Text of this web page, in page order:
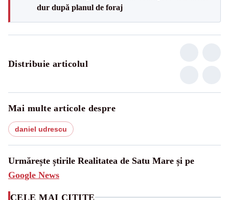
dur după planul de foraj
Distribuie articolul
Mai multe articole despre
daniel udrescu
Urmărește știrile Realitatea de Satu Mare și pe
Google News
CELE MAI CITITE